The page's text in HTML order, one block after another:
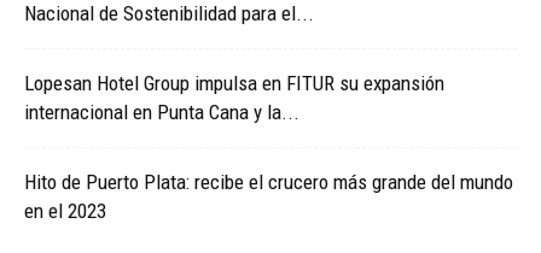
Nacional de Sostenibilidad para el...
Lopesan Hotel Group impulsa en FITUR su expansión
internacional en Punta Cana y la...
Hito de Puerto Plata: recibe el crucero más grande del mundo
en el 2023